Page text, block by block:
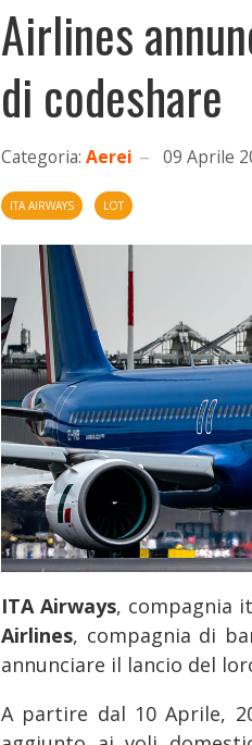
Airlines
di codeshare
Categoria: Aerei 09 Aprile
ITA AIRWAYS LOT
ITA Airways, compagnia
Airlines, compagnia di
annunciare il lancio del
A partire dal 10 Aprile,